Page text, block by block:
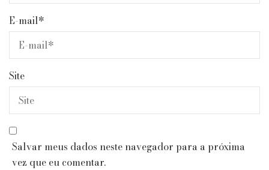
E-mail*
Site
Salvar meus dados neste navegador para a próxima
vez que eu comentar.